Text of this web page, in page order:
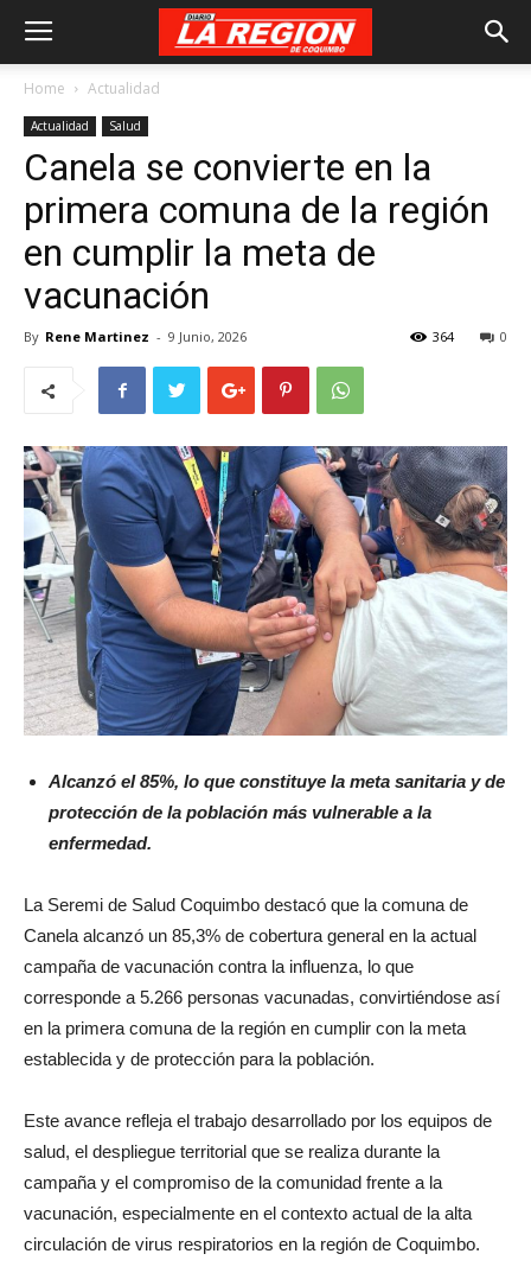
Home Actualidad
Actualidad Salud
Canela se convierte en la
primera comuna de la región
en cumplir la meta de
vacunación
By Rene Martinez - 9 Junio, 2026 0
364
Alcanzó el 85%, lo que constituye la meta sanitaria y de
protección de la población más vulnerable a la
enfermedad.
La Seremi de Salud Coquimbo destacó que la comuna de
Canela alcanzó un 85,3% de cobertura general en la actual
campaña de vacunación contra la influenza, lo que
corresponde a 5.266 personas vacunadas, convirtiéndose así
en la primera comuna de la región en cumplir con la meta
establecida y de protección para la población.
Este avance refleja el trabajo desarrollado por los equipos de
salud, el despliegue territorial que se realiza durante la
campaña y el compromiso de la comunidad frente a la
vacunación, especialmente en el contexto actual de la alta
circulación de virus respiratorios en la región de Coquimbo.